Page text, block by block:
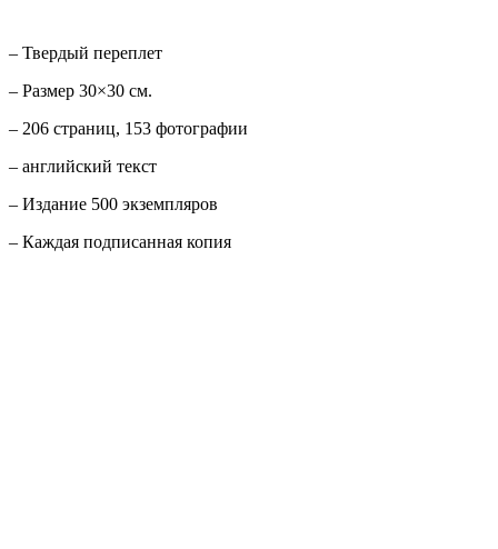
– Твердый переплет
– Размер 30×30 см.
– 206 страниц, 153 фотографии
– английский текст
– Издание 500 экземпляров
– Каждая подписанная копия